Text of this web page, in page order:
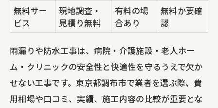
無料サー
ビス
現地調査・
見積り無料
有料の場
合あり
無料か要確
認
雨漏りや防水工事は、病院・介護施設・老人ホー
ム・クリニックの安全性と快適性を守るうえで欠か
せない工事です。東京都調布市で業者を選ぶ際、費
用相場や口コミ、実績、施工内容の比較が重要とな